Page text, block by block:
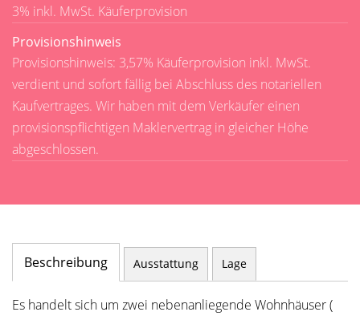
3% inkl. MwSt. Käuferprovision
Provisionshinweis
Provisionshinweis: 3,57% Käuferprovision inkl. MwSt.
verdient und sofort fällig bei Abschluss des notariellen
Kaufvertrages. Wir haben mit dem Verkäufer einen
provisionspflichtigen Maklervertrag in gleicher Höhe
abgeschlossen.
Beschreibung Ausstattung Lage
Es handelt sich um zwei nebenanliegende Wohnhäuser (